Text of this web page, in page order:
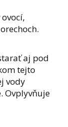
aj pod
tejto
vody
Ovplyvňuje